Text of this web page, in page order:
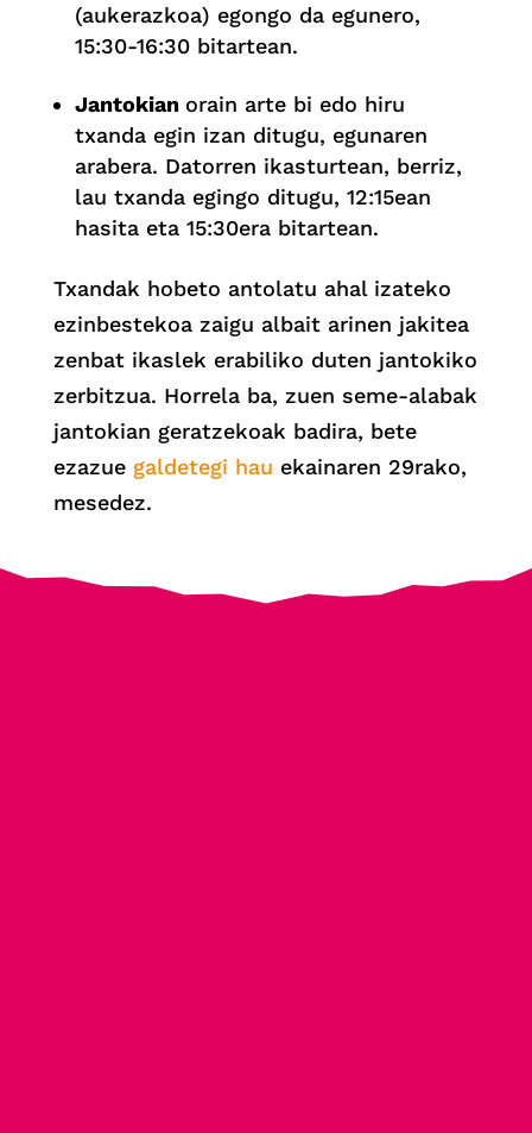
(aukerazkoa) egongo da egunero,
15:30-16:30 bitartean.
Jantokian orain arte bi edo hiru
txanda egin izan ditugu, egunaren
arabera. Datorren ikasturtean, berriz,
lau txanda egingo ditugu, 12:15ean
hasita eta 15:30era bitartean.
Txandak hobeto antolatu ahal izateko
ezinbestekoa zaigu albait arinen jakitea
zenbat ikaslek erabiliko duten jantokiko
zerbitzua. Horrela ba, zuen seme-alabak
jantokian geratzekoak badira, bete
ezazue galdetegi hau ekainaren 29rako,
mesedez.